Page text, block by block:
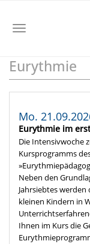
Skip
Toggle
Eurythmie
Mo.
Eurythmie im
Die Intensivwoche
Kursprogramms
Neben den
Jahrsiebtes
kleinen Kindern in
Ihnen im Kurs die